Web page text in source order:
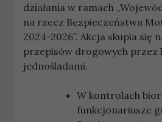
działania w ramach
na rzecz Bezpieczeństwa
2024-2026”. Akcja skupia się
przepisów drogowych przez
jednośladami.
W kontrolach
funkcjonariusze